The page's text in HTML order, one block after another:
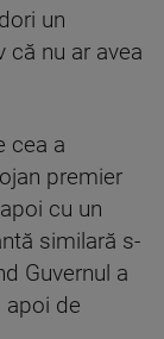
un
nu ar avea
cea a
premier
cu un
similară s-
Guvernul a
apoi de